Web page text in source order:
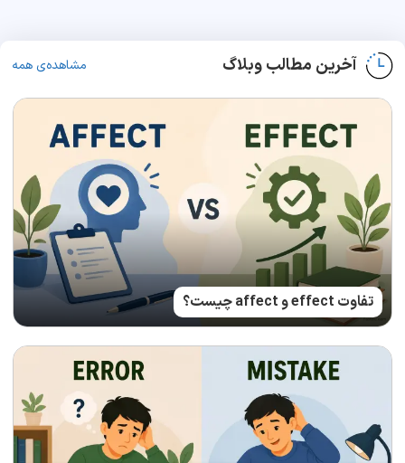
آخرین مطالب وبلاگ مشاهده‌ی همه
تفاوت effect و affect چیست؟